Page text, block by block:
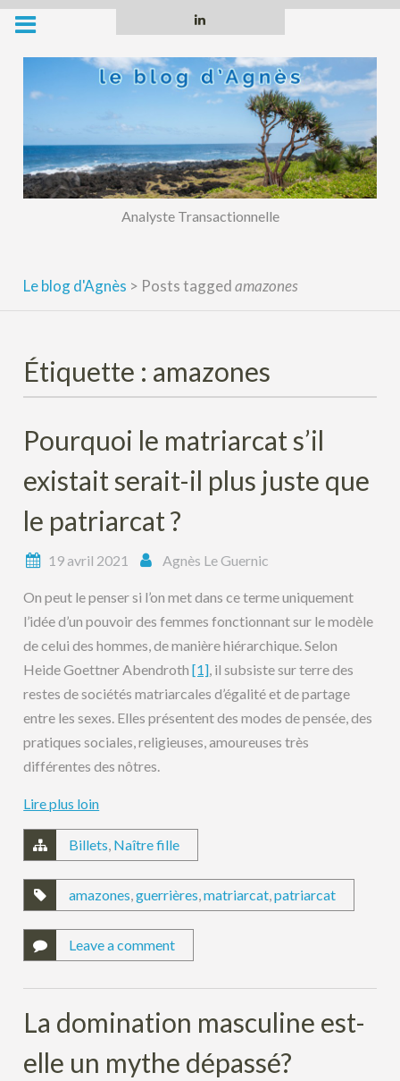
Skip
content
Analyste Transactionnelle
Le blog d'Agnès > Posts taggedamazones
Étiquette : amazones
Pourquoi le matriarcat s’il
existait serait-il plus juste que
le patriarcat ?
19 avril 2021 Agnès Le Guernic
On peut le penser si l’on met dans ce terme uniquement
l’idée d’un pouvoir des femmes fonctionnant sur le modèle
de celui des hommes, de manière hiérarchique. Selon
Heide Goettner Abendroth[1], il subsiste sur terre des
restes de sociétés matriarcales d’égalité et de partage
entre les sexes. Elles présentent des modes de pensée, des
pratiques sociales, religieuses, amoureuses très
différentes des nôtres.
Lire plus loin
Billets, Naître fille
amazones,guerrières,matriarcat,patriarcat
Leave a comment
La domination masculine est-
elle un mythe dépassé?